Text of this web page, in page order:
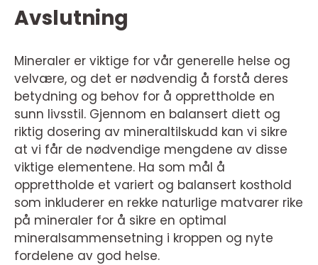
Avslutning
Mineraler er viktige for vår generelle helse og
velvære, og det er nødvendig å forstå deres
betydning og behov for å opprettholde en
sunn livsstil. Gjennom en balansert diett og
riktig dosering av mineraltilskudd kan vi sikre
at vi får de nødvendige mengdene av disse
viktige elementene. Ha som mål å
opprettholde et variert og balansert kosthold
som inkluderer en rekke naturlige matvarer rike
på mineraler for å sikre en optimal
mineralsammensetning i kroppen og nyte
fordelene av god helse.